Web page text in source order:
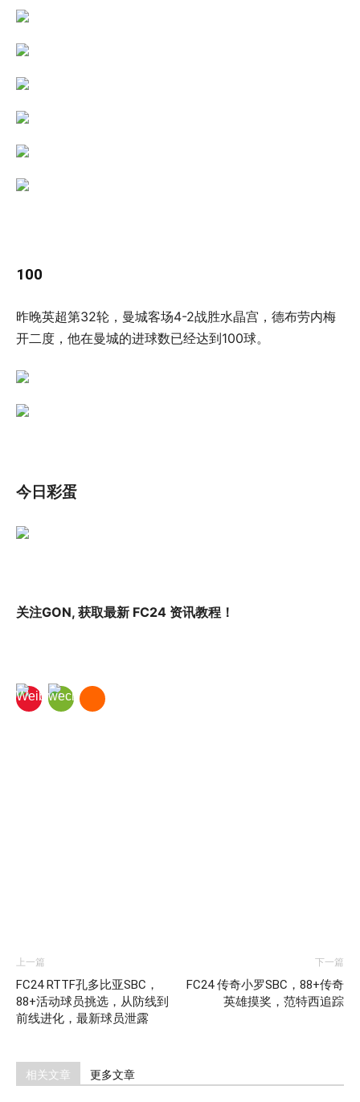
100
昨晚英超第32轮，曼城客场4-2战胜水晶宫，德布劳内梅
开二度，他在曼城的进球数已经达到100球。
今日彩蛋
关注GON, 获取最新 FC24 资讯教程！
上一篇
FC24 RTTF孔多比亚SBC，
88+活动球员挑选，从防线到
前线进化，最新球员泄露
下一篇
FC24 传奇小罗SBC，88+传奇
英雄摸奖，范特西追踪
相关文章 更多文章